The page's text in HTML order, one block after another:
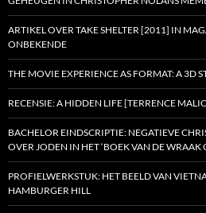
ARTIKEL OVER TAKE SHELTER [2011] IN
ONBEKENDE
THE MOVIE EXPERIENCE AS FORMAT: A 3D
RECENSIE: A HIDDEN LIFE [TERRENCE
BACHELOR EINDSCRIPTIE: NEGATIEVE
OVER JODEN IN HET ‘BOEK VAN DE WRAAK
PROFIELWERKSTUK: HET BEELD VAN
HAMBURGER HILL